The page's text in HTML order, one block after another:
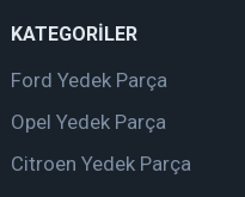
KATEGORİLER
Ford Yedek Parça
Opel Yedek Parça
Citroen Yedek Parça